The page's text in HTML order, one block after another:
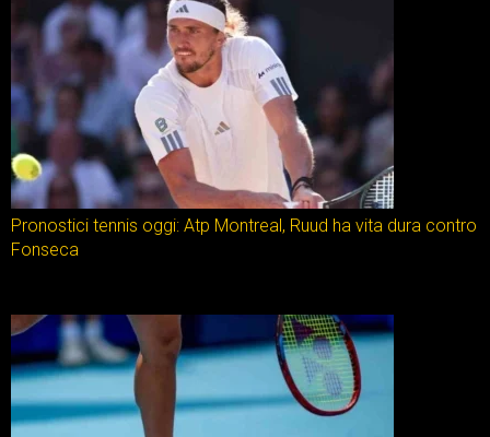
Pronostici tennis oggi: Atp Montreal, Ruud ha vita dura contro
Fonseca